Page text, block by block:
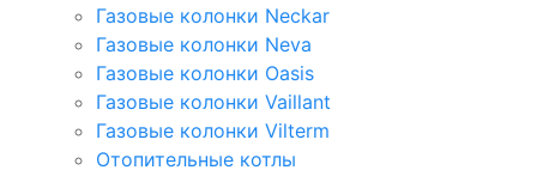
Газовые колонки Neckar
Газовые колонки Neva
Газовые колонки Oasis
Газовые колонки Vaillant
Газовые колонки Vilterm
Отопительные котлы